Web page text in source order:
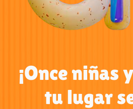
¡Once niñas
tu lugar